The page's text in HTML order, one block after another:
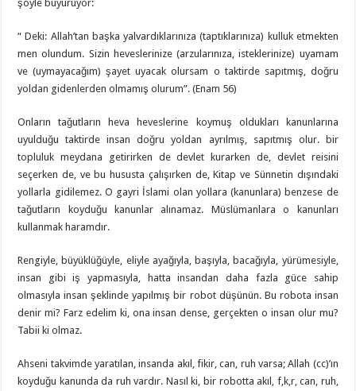
şöyle buyuruyor:
“ Deki: Allah’tan başka yalvardıklarınıza (taptıklarınıza) kulluk etmekten
men olundum. Sizin heveslerinize (arzularınıza, isteklerinize) uyamam
ve (uymayacağım) şayet uyacak olursam o taktirde sapıtmış, doğru
yoldan gidenlerden olmamış olurum”. (Enam 56)
Onların tağutların heva heveslerine koymuş oldukları kanunlarına
uyulduğu taktirde insan doğru yoldan ayrılmış, sapıtmış olur. bir
topluluk meydana getirirken de devlet kurarken de, devlet reisini
seçerken de, ve bu hususta çalışırken de, Kitap ve Sünnetin dışındaki
yollarla gidilemez. O gayri İslami olan yollara (kanunlara) benzese de
tağutların koyduğu kanunlar alınamaz. Müslümanlara o kanunları
kullanmak haramdır.
Rengiyle, büyüklüğüyle, eliyle ayağıyla, başıyla, bacağıyla, yürümesiyle,
insan gibi iş yapmasıyla, hatta insandan daha fazla güce sahip
olmasıyla insan şeklinde yapılmış bir robot düşünün. Bu robota insan
denir mi? Farz edelim ki, ona insan dense, gerçekten o insan olur mu?
Tabii ki olmaz.
Ahseni takvimde yaratılan, insanda akıl, fikir, can, ruh varsa; Allah (cc)’ın
koyduğu kanunda da ruh vardır. Nasıl ki, bir robotta akıl, f,k,r, can, ruh,